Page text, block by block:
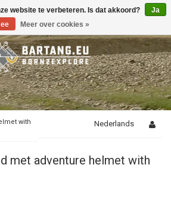
with
Nederlands
met adventure helmet with
website te verbeteren. Is dat akkoord?
Ja
Meer over cookies »